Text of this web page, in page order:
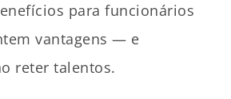
para funcionários
vantagens — e
reter talentos.